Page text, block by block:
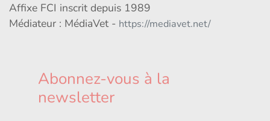
Affixe FCI inscrit depuis 1989
Médiateur : MédiaVet - https://mediavet.net/
Abonnez-vous à la
newsletter